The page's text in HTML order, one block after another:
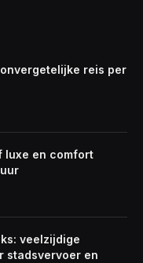
reis per
luxe en comfort
veelzijdige
stadsvervoer en